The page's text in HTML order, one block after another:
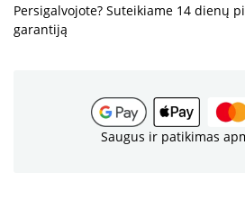
Persigalvojote? Suteikiame 14 dienų
garantiją
Saugus ir patikimas